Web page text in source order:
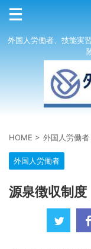
外国人労働者、技能実
HOME > 外国人労働者
外国人労働者
源泉徴収制度